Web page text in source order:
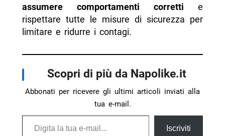
assumere comportamenti corretti e
rispettare tutte le misure di sicurezza per
limitare e ridurre i contagi.
Scopri di più da Napolike.it
Abbonati per ricevere gli ultimi articoli inviati alla
tua e-mail.
Digita la tua e-mail...
Iscriviti